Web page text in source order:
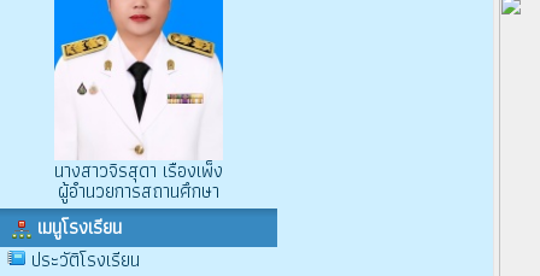
นางสาวจิรสุดา เรืองเพ็ง
ผู้อำนวยการสถานศึกษา
เมนูโรงเรียน
ประวัติโรงเรียน